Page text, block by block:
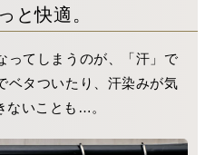
と快適。
ってしまうのが、「汗」で
ベタついたり、汗染みが気
ないことも…。